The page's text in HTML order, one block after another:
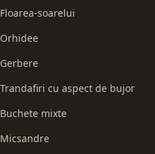
Floarea-soarelui
Orhidee
Gerbere
Trandafiri cu aspect de bujor
Buchete mixte
Micsandre